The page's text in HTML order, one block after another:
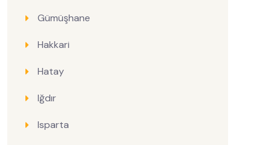
Gümüşhane
Hakkari
Hatay
Iğdır
Isparta